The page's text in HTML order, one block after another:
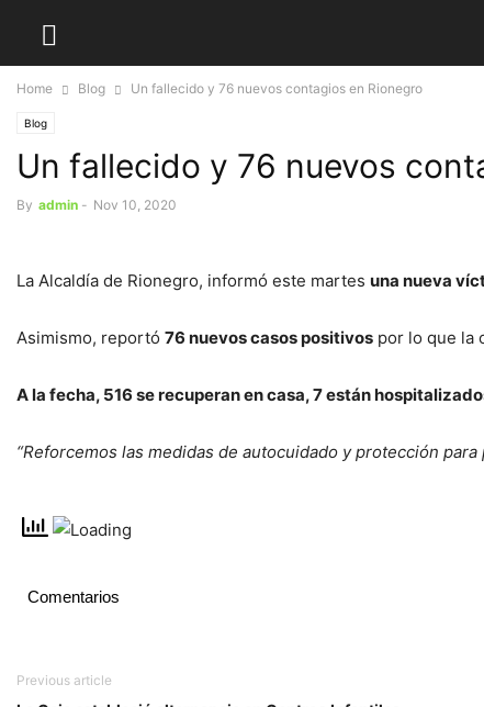
Home Blog Un fallecido y 76 nuevos contagios en Rionegro
Blog
Un fallecido y 76 nuevos
By admin - Nov 10, 2020
La Alcaldía de Rionegro, informó este martes una nueva
Asimismo, reportó 76 nuevos casos positivos por lo que la
A la fecha, 516 se recuperan en casa, 7 están
“Reforcemos las medidas de autocuidado y protección
Comentarios
Previous article